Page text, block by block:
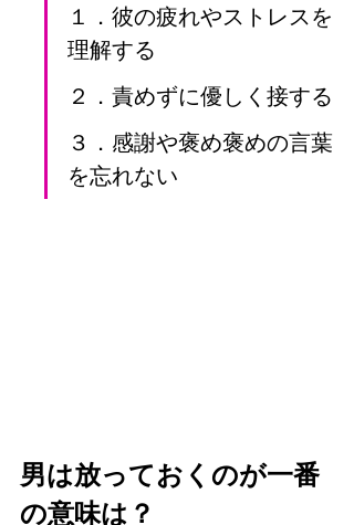
１．彼の疲れやストレスを
理解する
２．責めずに優しく接する
３．感謝や褒め褒めの言葉
を忘れない
男は放っておくのが一番
の意味は？